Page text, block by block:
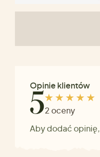
Opinie klientów
52 oceny
Aby dodać opinię,